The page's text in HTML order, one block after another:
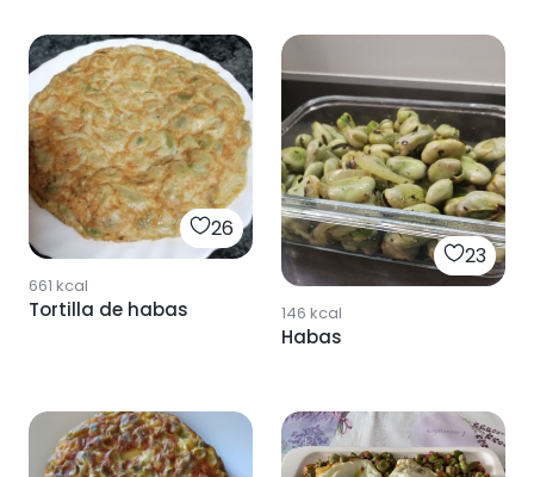
26
661 kcal
Tortilla de habas
23
146 kcal
Habas